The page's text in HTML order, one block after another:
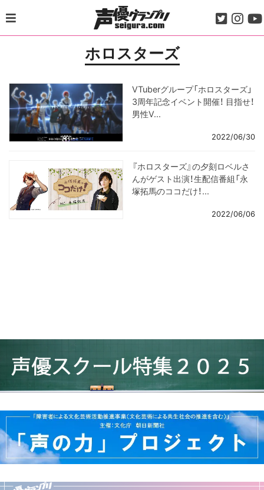
to
content
ホロスターズ
VTuberグループ「ホロスターズ」
3周年記念イベント開催！ 目指せ！
男性V...
2022/06/30
『ホロスターズ』の夕刻ロベルさ
んがゲスト出演！生配信番組「永
塚拓馬のココだけ！...
2022/06/06